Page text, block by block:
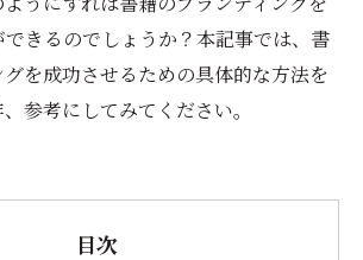
きるのでしょうか？本記事では、書
を成功させるための具体的な方法を
参考にしてみてください。
目次